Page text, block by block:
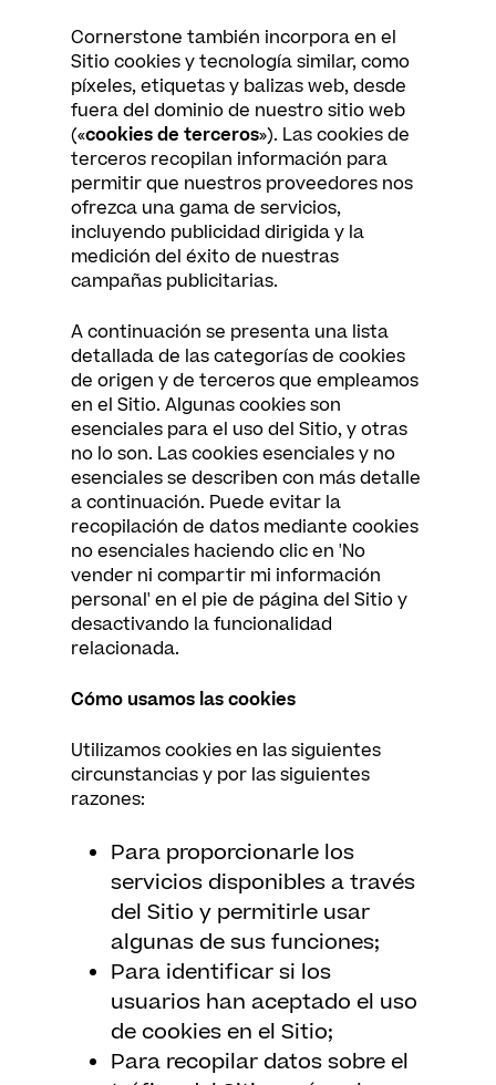
Cornerstone también incorpora en el
Sitio cookies y tecnología similar, como
píxeles, etiquetas y balizas web, desde
fuera del dominio de nuestro sitio web
(«cookies de terceros»). Las cookies de
terceros recopilan información para
permitir que nuestros proveedores nos
ofrezca una gama de servicios,
incluyendo publicidad dirigida y la
medición del éxito de nuestras
campañas publicitarias.
A continuación se presenta una lista
detallada de las categorías de cookies
de origen y de terceros que empleamos
en el Sitio. Algunas cookies son
esenciales para el uso del Sitio, y otras
no lo son. Las cookies esenciales y no
esenciales se describen con más detalle
a continuación. Puede evitar la
recopilación de datos mediante cookies
no esenciales haciendo clic en 'No
vender ni compartir mi información
personal' en el pie de página del Sitio y
desactivando la funcionalidad
relacionada.
Cómo usamos las cookies
Utilizamos cookies en las siguientes
circunstancias y por las siguientes
razones:
Para proporcionarle los
servicios disponibles a través
del Sitio y permitirle usar
algunas de sus funciones;
Para identificar si los
usuarios han aceptado el uso
de cookies en el Sitio;
Para recopilar datos sobre el